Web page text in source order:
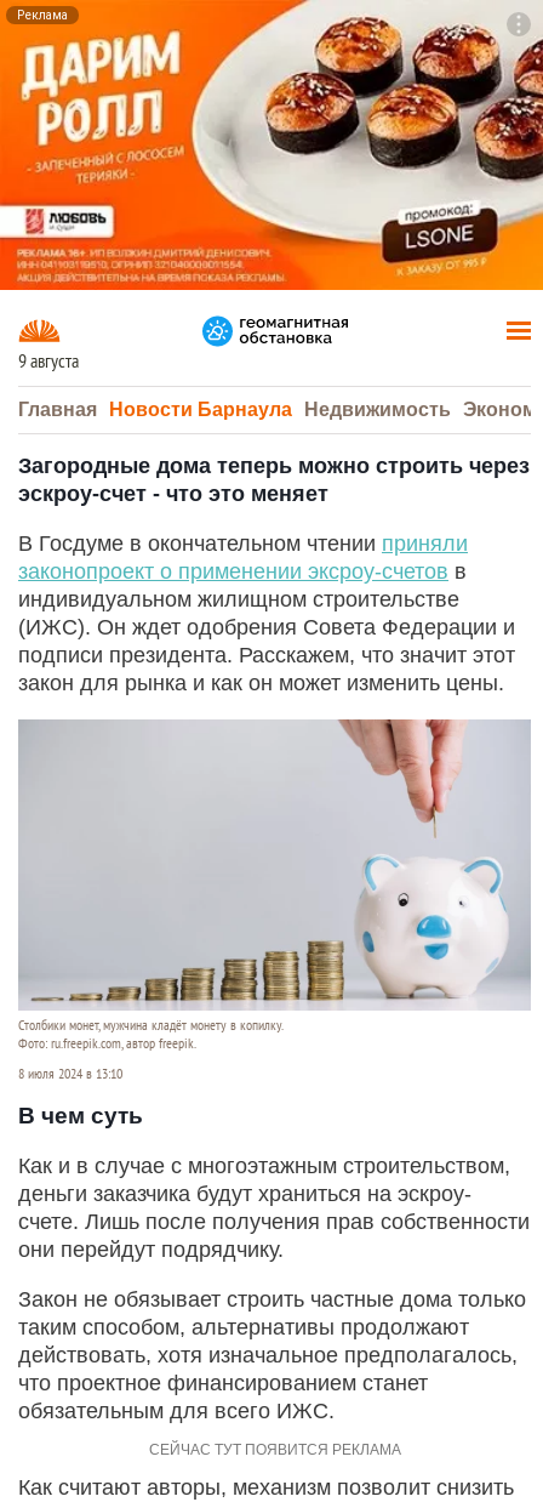
Реклама
9 августа
Главная Новости Барнаула Недвижимость
Загородные дома теперь можно строить через
эскроу-счет - что это меняет
В Госдуме в окончательном чтении приняли
законопроект о применении эксроу-счетов в
индивидуальном жилищном строительстве
(ИЖС). Он ждет одобрения Совета Федерации и
подписи президента. Расскажем, что значит этот
закон для рынка и как он может изменить цены.
Столбики монет, мужчина кладёт монету в копилку.
Фото: ru.freepik.com, автор freepik.
8 июля 2024 в 13:10
В чем суть
Как и в случае с многоэтажным строительством,
деньги заказчика будут храниться на эскроу-
счете. Лишь после получения прав собственности
они перейдут подрядчику.
Закон не обязывает строить частные дома только
таким способом, альтернативы продолжают
действовать, хотя изначальное предполагалось,
что проектное финансированием станет
обязательным для всего ИЖС.
Как считают авторы, механизм позволит снизить